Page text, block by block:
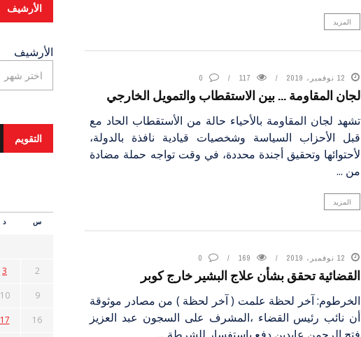
المزيد
12 نوفمبر، 2019 117
0
لجان المقاومة … بين الاستقطاب والتمويل الخارجي
تشهد لجان المقاومة بالأحياء حالة من الأستقطاب الحاد مع
قبل الأحزاب السياسة وشخصيات قيادية نافذة بالدولة،
لأحتوائها وتحقيق أجندة محددة، في وقت تواجه حملة مضادة
من ...
المزيد
12 نوفمبر، 2019 169
0
القضائية تحقق بشأن علاج البشير خارج كوبر
الخرطوم: آخر لحظة علمت ( آخر لحظة ) من مصادر موثوقة
أن نائب رئيس القضاء ،المشرف على السجون عبد العزيز
الأرشيف
الأرشيف
التقويم
س د
2
3
9
10
16
17